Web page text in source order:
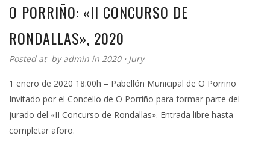
O PORRIÑO: «II CONCURSO DE
RONDALLAS», 2020
Posted at byadmin in 2020⋅ Jury
1 enero de 2020 18:00h – Pabellón Municipal de O Porriño
Invitado por el Concello de O Porriño para formar parte del
jurado del «II Concurso de Rondallas». Entrada libre hasta
completar aforo.